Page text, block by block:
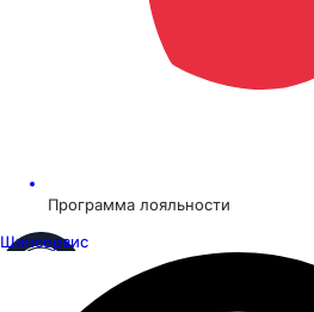
Программа лояльности
Шинсервис